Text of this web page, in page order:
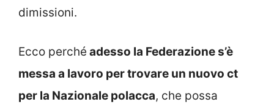
dimissioni.
Ecco perché adesso la Federazione s’è
messa a lavoro per trovare un nuovo ct
per la Nazionale polacca, che possa